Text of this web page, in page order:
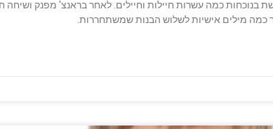
בנוכחות כמה עשרות חיילות וחיילים. לאחר בראנצ' מפנק ושיחה
כמה מילים אישיות לשלוש הבנות שמשתחררות.